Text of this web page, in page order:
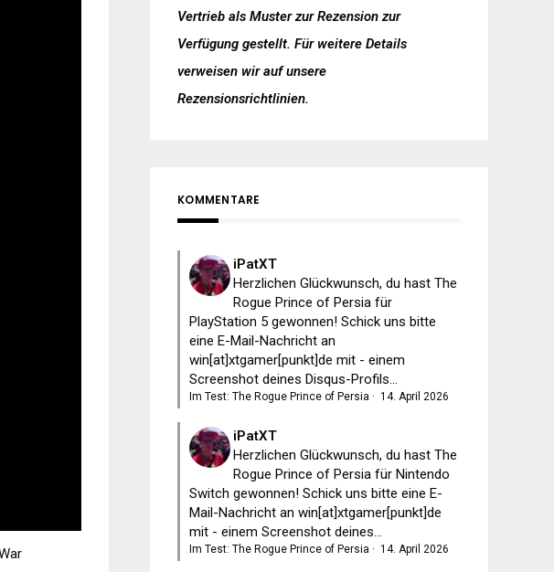
Vertrieb als Muster zur Rezension zur
Verfügung gestellt. Für weitere Details
verweisen wir auf unsere
Rezensionsrichtlinien.
KOMMENTARE
iPatXT
Herzlichen Glückwunsch, du hast The
Rogue Prince of Persia für
PlayStation 5 gewonnen! Schick uns bitte
eine E-Mail-Nachricht an
win[at]xtgamer[punkt]de mit - einem
Screenshot deines Disqus-Profils...
Im Test: The Rogue Prince of Persia · 14. April 2026
iPatXT
Herzlichen Glückwunsch, du hast The
Rogue Prince of Persia für Nintendo
Switch gewonnen! Schick uns bitte eine E-
Mail-Nachricht an win[at]xtgamer[punkt]de
mit - einem Screenshot deines...
Im Test: The Rogue Prince of Persia · 14. April 2026